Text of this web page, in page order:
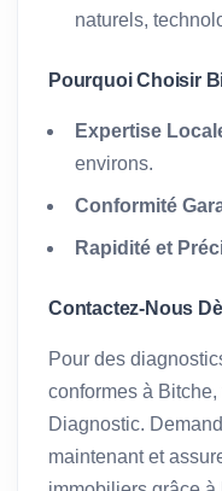
naturels,
Pourquoi Choisir
Expertise
environs.
Conformité
Rapidité et
Contactez-Nous
Pour des
conformes à
Diagnostic.
maintenant et